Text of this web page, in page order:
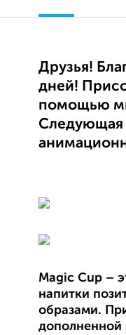
Друзья!
дней!
помощью
Следующая
Magic Cup –
напитки
образами.
дополненной